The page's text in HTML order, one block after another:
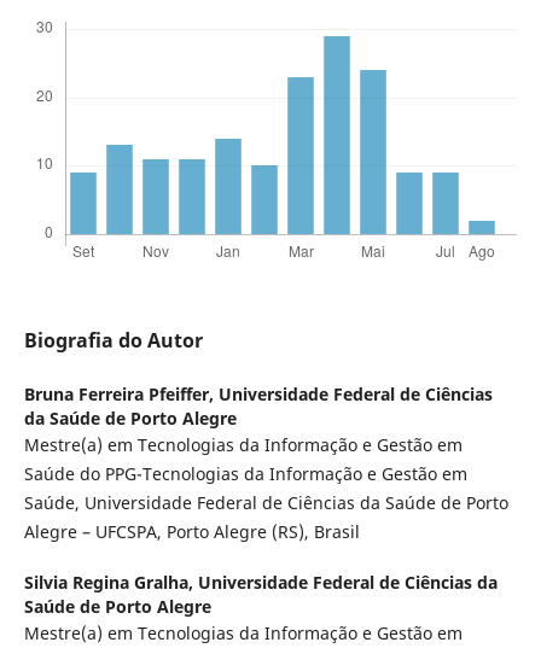
Biografia do Autor
Bruna Ferreira Pfeiffer, Universidade Federal de Ciências
da Saúde de Porto Alegre
Mestre(a) em Tecnologias da Informação e Gestão em
Saúde do PPG-Tecnologias da Informação e Gestão em
Saúde, Universidade Federal de Ciências da Saúde de Porto
Alegre – UFCSPA, Porto Alegre (RS), Brasil
Silvia Regina Gralha, Universidade Federal de Ciências da
Saúde de Porto Alegre
Mestre(a) em Tecnologias da Informação e Gestão em